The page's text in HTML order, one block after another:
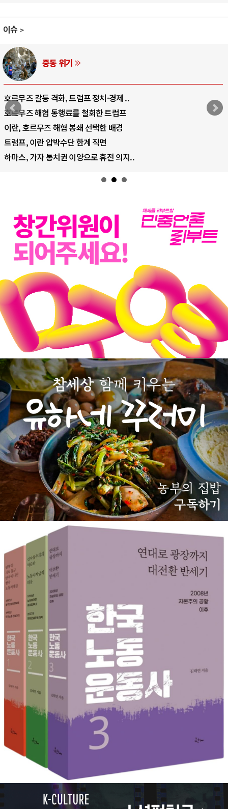
이슈
AI와 인간
중국 AI, 저가 공세로 글로벌 토큰 시..
AI 국부펀드 구상 놓고 미국 진보진영 ..
AI 데이터센터 반대 투쟁은 새로운 글로..
AI의 숨은 환경 비용: 데이터센터 확산..
AI는 어떻게 미국 민주주의를 잠식하고 ..